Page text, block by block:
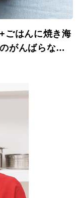
ごはんに焼き海
がんばらない